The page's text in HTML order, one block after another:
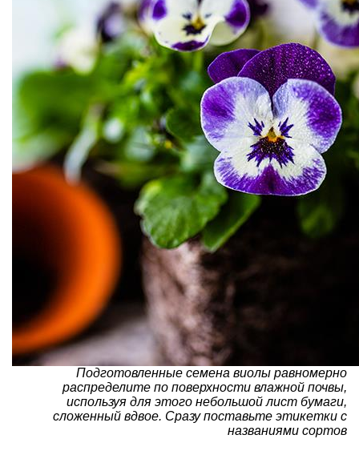
Подготовленные семена виолы равномерно
распределите по поверхности влажной почвы,
используя для этого небольшой лист бумаги,
сложенный вдвое. Сразу поставьте этикетки с
названиями сортов